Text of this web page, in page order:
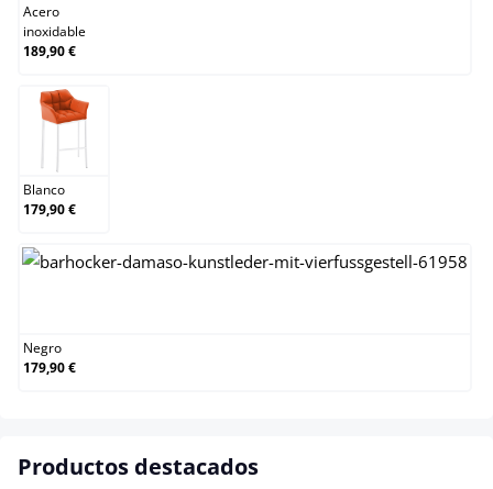
Acero
inoxidable
189,90 €
Blanco
Blanco
179,90 €
Negro
179,90 €
Productos destacados